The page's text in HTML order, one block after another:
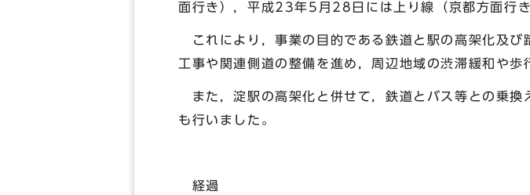
面行き），平成23年5月28日には上り線（京都方面行
これにより，事業の目的である鉄道と駅の高架化及び
工事や関連側道の整備を進め，周辺地域の渋滞緩和や歩
また，淀駅の高架化と併せて，鉄道とバス等との乗換
も行いました。
経過